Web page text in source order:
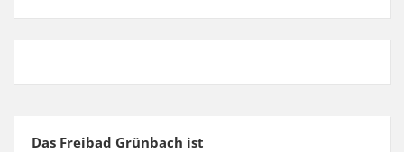
Das Freibad Grünbach ist